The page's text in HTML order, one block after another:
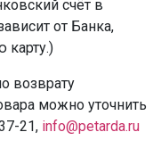
счёт в
от Банка,
карту.)
возврату
можно уточнить
21, info@petarda.ru